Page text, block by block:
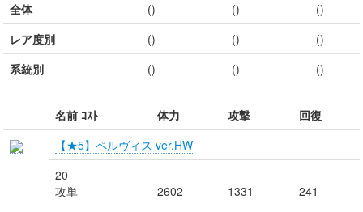
全体
() ()
()
レア度別
() ()
()
系統別
() () ()
名前 ｺｽﾄ 体力 攻撃
回復
【★5】ペルヴィス ver.HW
20
攻単
2602 1331
241